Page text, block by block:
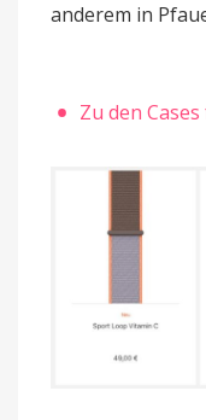
anderem in
Zu den